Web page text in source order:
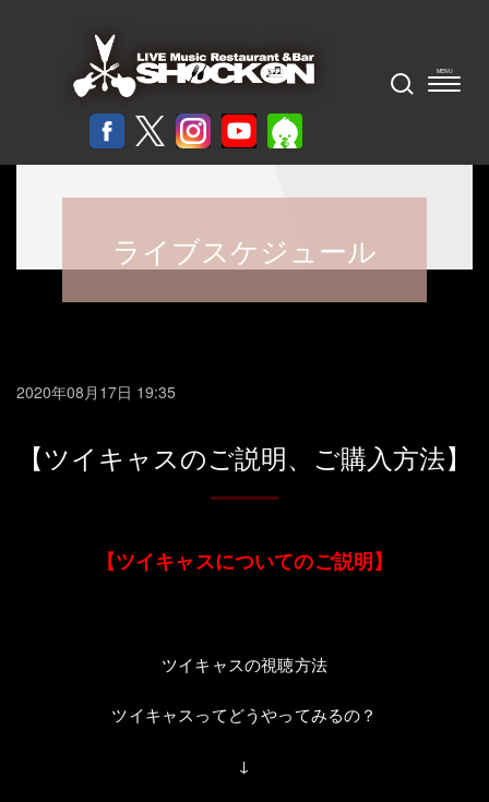
ライブスケジュール
2020年08月17日 19:35
【ツイキャスのご説明、ご購入方法】
【ツイキャスについてのご説明】
ツイキャスの視聴方法
ツイキャスってどうやってみるの？
↓